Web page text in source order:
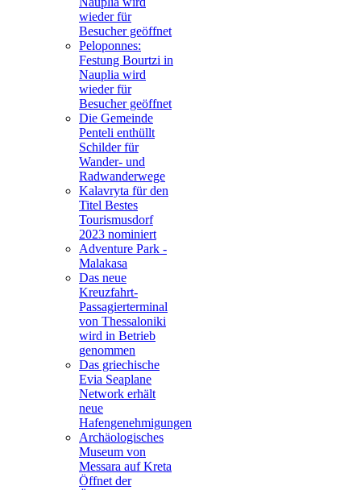
wieder für
Besucher geöffnet
Peloponnes:
Festung Bourtzi in
Nauplia wird
wieder für
Besucher geöffnet
Die Gemeinde
Penteli enthüllt
Schilder für
Wander- und
Radwanderwege
Kalavryta für den
Titel Bestes
Tourismusdorf
2023 nominiert
Adventure Park -
Malakasa
Das neue
Kreuzfahrt-
Passagierterminal
von Thessaloniki
wird in Betrieb
genommen
Das griechische
Evia Seaplane
Network erhält
neue
Hafengenehmigungen
Archäologisches
Museum von
Messara auf Kreta
Öffnet der